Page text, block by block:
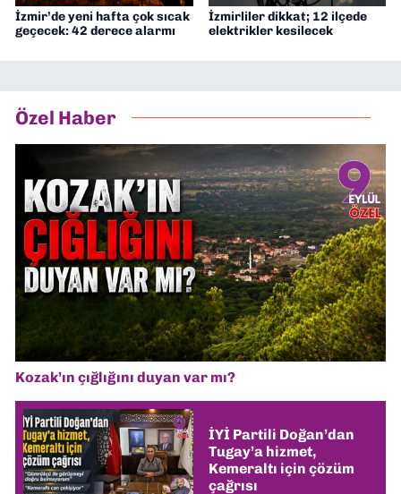
İzmir’de yeni hafta çok sıcak
geçecek: 42 derece alarmı
İzmirliler dikkat; 12 ilçede
elektrikler kesilecek
Özel Haber
Kozak’ın çığlığını duyan var mı?
İYİ Partili Doğan’dan
Tugay’a hizmet,
Kemeraltı için çözüm
çağrısı